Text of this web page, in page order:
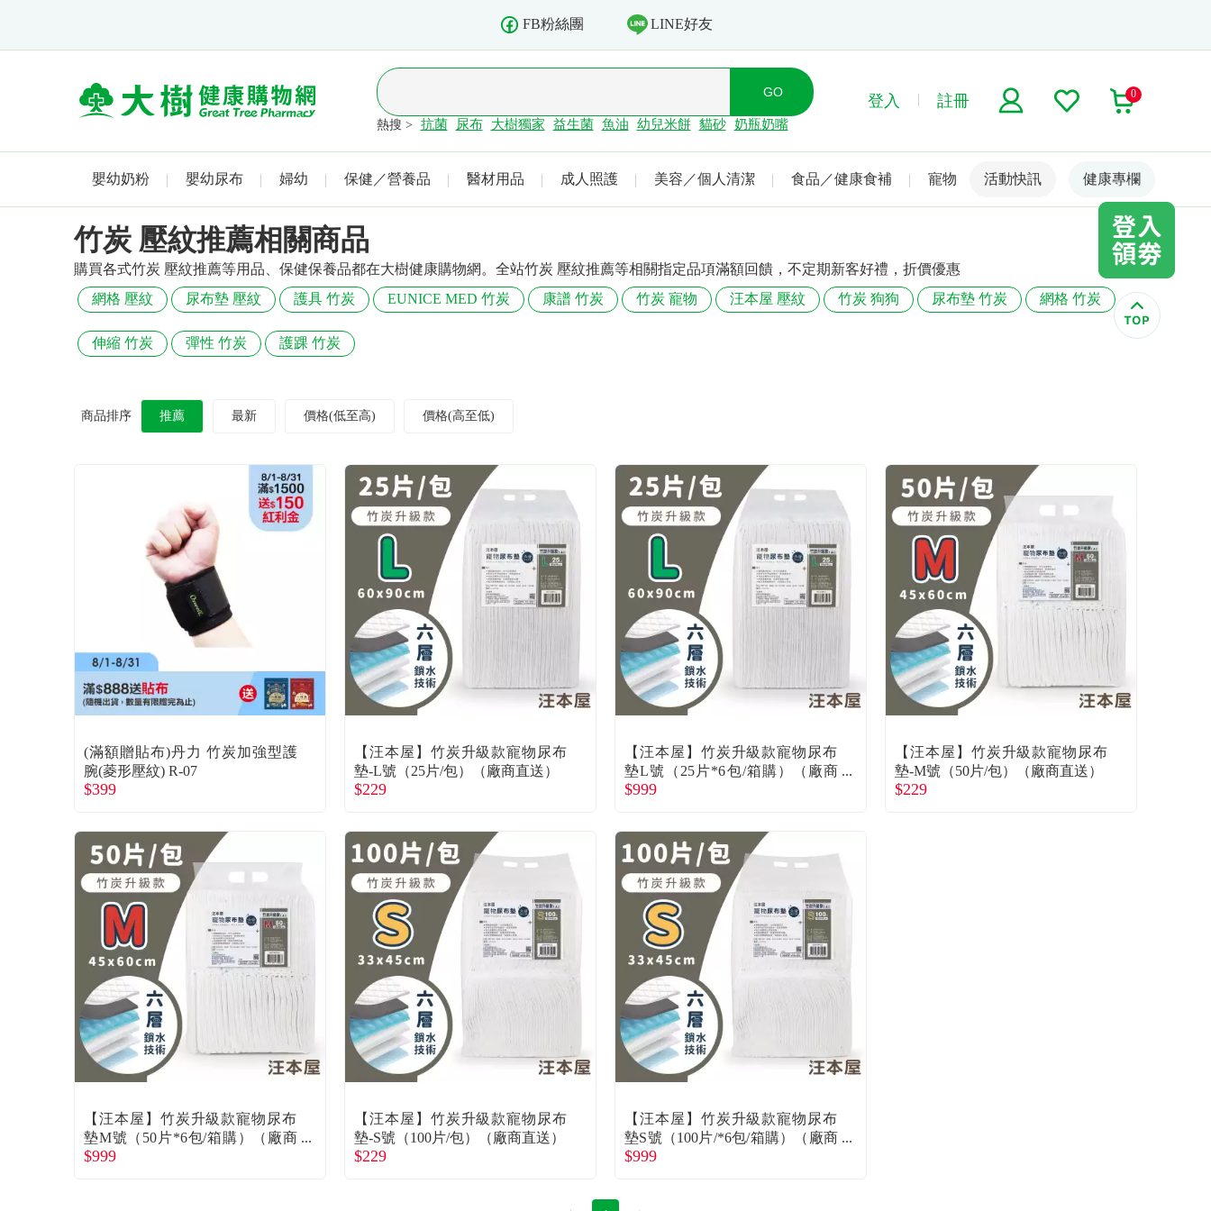
FB粉絲團 LINE好友
熱搜 > 抗菌 尿布 大樹獨家 益生菌 魚油 幼兒米餅 貓砂 奶瓶奶嘴
登入 註冊 0
嬰幼奶粉 嬰幼尿布 婦幼 保健／營養品 醫材用品 成人照護 美容／個人清潔 食品／健康食補 寵物 名人嚴選
活動快訊 健康專欄
竹炭 壓紋推薦相關商品
購買各式竹炭 壓紋推薦等用品、保健保養品都在大樹健康購物網。全站竹炭 壓紋推薦等相關指定品項滿額回饋，不定期新客好禮，折價優惠
網格 壓紋
尿布墊 壓紋 護具 竹炭 EUNICE MED 竹炭 康譜 竹炭 竹炭 寵物 汪本屋 壓紋 竹炭 狗狗 尿布墊 竹炭 網格 竹炭
伸縮 竹炭 彈性 竹炭 護踝 竹炭
商品排序 推薦 最新 價格(低至高) 價格(高至低)
(滿額贈貼布)丹力 竹炭加強型護
腕(菱形壓紋) R-07
$399
【汪本屋】竹炭升級款寵物尿布
墊-L號（25片/包）（廠商直送）
$229
【汪本屋】竹炭升級款寵物尿布
墊L號（25片*6包/箱購）（廠商
直送）
$999
【汪本屋】竹炭升級款寵物尿布
墊-M號（50片/包）（廠商直送）
$229
【汪本屋】竹炭升級款寵物尿布
墊M號（50片*6包/箱購）（廠商
直送）
$999
【汪本屋】竹炭升級款寵物尿布
墊-S號（100片/包）（廠商直送）
$229
【汪本屋】竹炭升級款寵物尿布
墊S號（100片/*6包/箱購）（廠商
直送）
$999